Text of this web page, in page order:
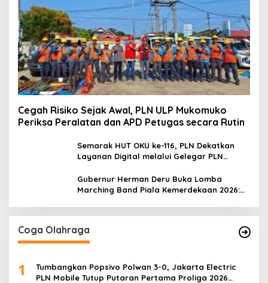
Cegah Risiko Sejak Awal, PLN ULP Mukomuko
Periksa Peralatan dan APD Petugas secara Rutin
Semarak HUT OKU ke-116, PLN Dekatkan
Layanan Digital melalui Gelegar PLN
Gubernur Herman Deru Buka Lomba
Marching Band Piala Kemerdekaan 2026:
Coga Olahraga
1
Tumbangkan Popsivo Polwan 3-0, Jakarta Electric
PLN Mobile Tutup Putaran Pertama Proliga 2026